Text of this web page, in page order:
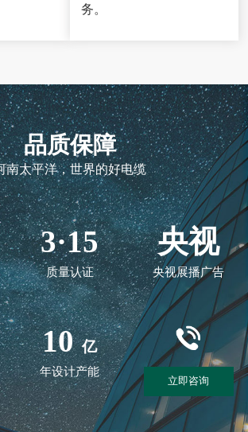
务。
品质保障
南太平洋，世界的好电缆
3·15
质量认证
央视
央视展播广告
10 亿
年设计产能
立即咨询